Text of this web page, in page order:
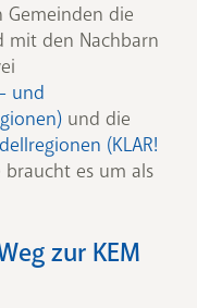
Gemeinden die
mit den Nachbarn
und
und die
(KLAR!
braucht es um als
zur KEM